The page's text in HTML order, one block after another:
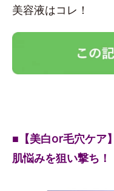
美容液はコレ！
■【美白or毛穴ケア
肌悩みを狙い撃ち！